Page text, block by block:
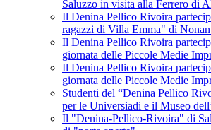
Saluzzo in visita alla Ferrero di
Il Denina Pellico Rivoira
ragazzi di Villa Emma" di
Il Denina Pellico Rivoira
giornata delle Piccole Medie
Il Denina Pellico Rivoira
giornata delle Piccole Medie
Studenti del “Denina Pellico
per le Universiadi e il Museo
Il "Denina-Pellico-Rivoira" di